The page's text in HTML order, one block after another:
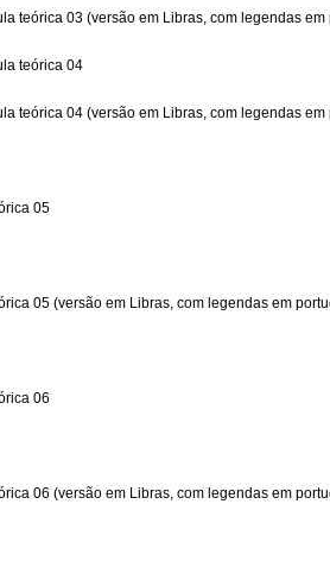
teórica 03 (versão em Libras, com legendas em
teórica 04
teórica 04 (versão em Libras, com legendas em
05
05 (versão em Libras, com legendas em
06
06 (versão em Libras, com legendas em